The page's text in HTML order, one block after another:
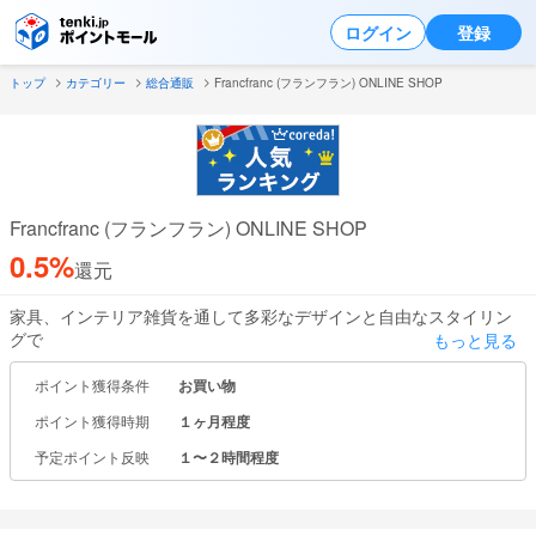
ログイン 登録
トップ カテゴリー 総合通販 Francfranc (フランフラン) ONLINE SHOP
Francfranc (フランフラン) ONLINE SHOP
0.5%還元
家具、インテリア雑貨を通して多彩なデザインと自由なスタイリン
グで
心地よい毎日を提案するインテリアショップです。
一人暮らしのお客さまがご購入できるような価格設定で商品を展開
しております。
もっと見る
ポイント獲得条件 お買い物
ポイント獲得時期 １ヶ月程度
予定ポイント反映 １〜２時間程度